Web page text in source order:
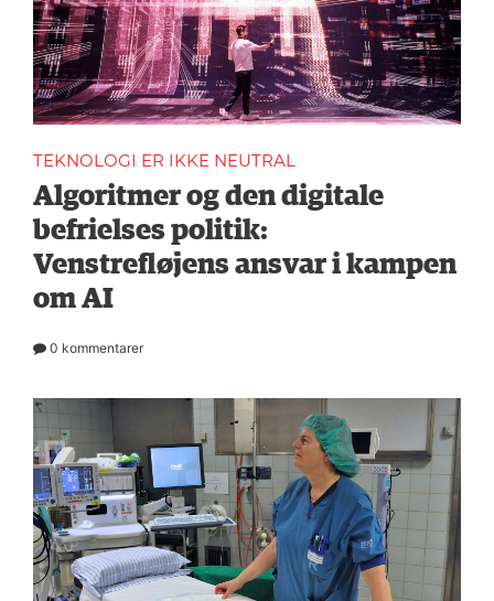
TEKNOLOGI ER IKKE NEUTRAL
Algoritmer og den digitale
befrielses politik:
Venstrefløjens ansvar i kampen
om AI
0 kommentarer